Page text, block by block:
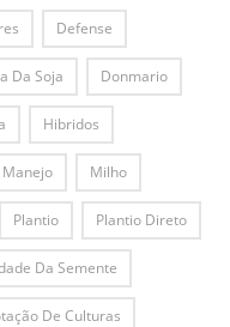
Defense
Da Soja Donmario
Hibridos
Manejo Milho
Plantio Plantio Direto
Da Semente
De Culturas